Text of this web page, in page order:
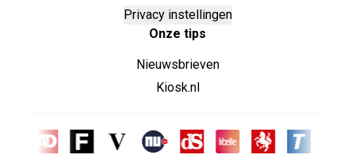
Privacy instellingen
Onze tips
Nieuwsbrieven
Kiosk.nl